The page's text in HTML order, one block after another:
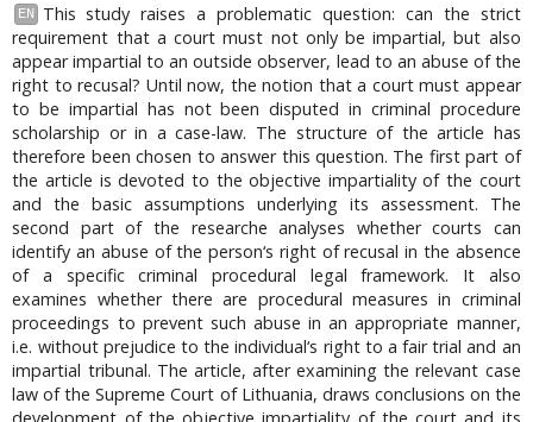
EN
This study raises a problematic question: can the strict
requirement that a court must not only be impartial, but also
appear impartial to an outside observer, lead to an abuse of the
right to recusal? Until now, the notion that a court must appear
to be impartial has not been disputed in criminal procedure
scholarship or in a case-law. The structure of the article has
therefore been chosen to answer this question. The first part of
the article is devoted to the objective impartiality of the court
and the basic assumptions underlying its assessment. The
second part of the researche analyses whether courts can
identify an abuse of the person‘s right of recusal in the absence
of a specific criminal procedural legal framework. It also
examines whether there are procedural measures in criminal
proceedings to prevent such abuse in an appropriate manner,
i.e. without prejudice to the individual‘s right to a fair trial and an
impartial tribunal. The article, after examining the relevant case
law of the Supreme Court of Lithuania, draws conclusions on the